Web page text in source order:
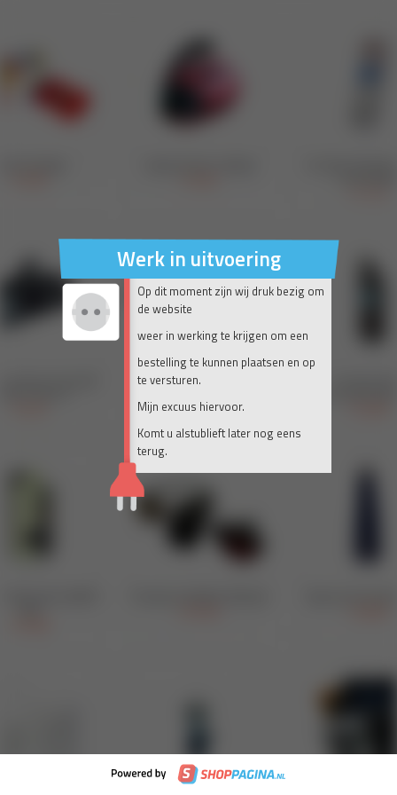
Werk in uitvoering
Op dit moment zijn wij druk bezig om
de website
weer in werking te krijgen om een
bestelling te kunnen plaatsen en op
te versturen.
Mijn excuus hiervoor.
Komt u alstublieft later nog eens
terug.